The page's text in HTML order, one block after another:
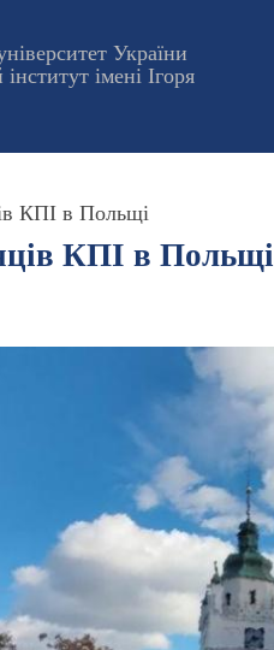
України
імені Ігоря
КПІ в Польщі
КПІ в Польщі